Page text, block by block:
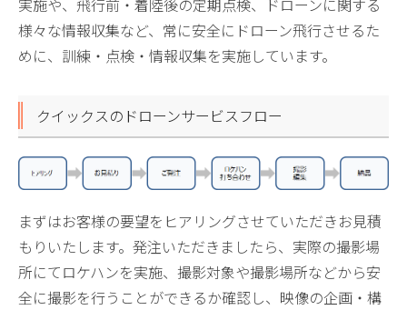
様々な情報収集など、常に安全にドローン飛行させるた
めに、訓練・点検・情報収集を実施しています。
クイックスのドローンサービスフロー
まずはお客様の要望をヒアリングさせていただきお見積
もりいたします。発注いただきましたら、実際の撮影場
所にてロケハンを実施、撮影対象や撮影場所などから安
全に撮影を行うことができるか確認し、映像の企画・構